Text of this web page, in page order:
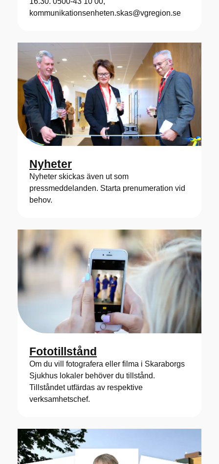
kommunikationsenheten.skas@vgregion.se
Nyheter
Nyheter skickas även ut som
pressmeddelanden. Starta prenumeration vid
behov.
Fototillstånd
Om du vill fotografera eller filma i Skaraborgs
Sjukhus lokaler behöver du tillstånd.
Tillståndet utfärdas av respektive
verksamhetschef.